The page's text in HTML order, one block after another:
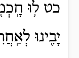
כט ל֥וּ
יָבִ֖ינוּ